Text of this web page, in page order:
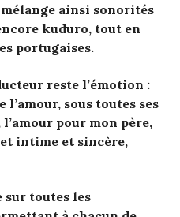
ainsi sonorités
kuduro, tout en
portugaises.
reste l’émotion :
l’amour, sous toutes ses
l’amour pour mon père,
intime et sincère,
sur toutes les